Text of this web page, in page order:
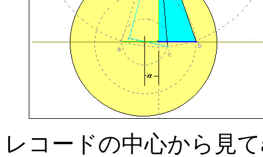
レコードの中心から見